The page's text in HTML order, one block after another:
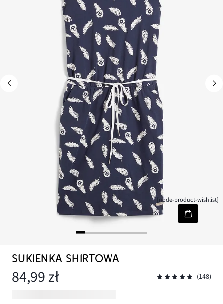
[node-product-wishlist]
SUKIENKA SHIRTOWA
84,99 zł (148)